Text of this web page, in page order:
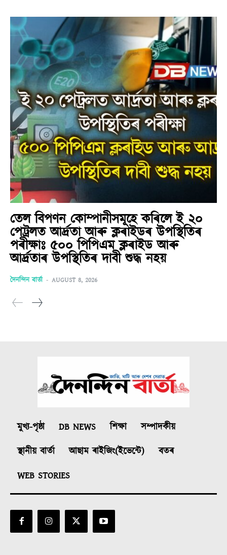
তেল বিপণন কোম্পানীসমূহে কৰিলে ই ২০
পেট্ৰলত আৰ্দ্ৰতা আৰু ক্লৰাইডৰ উপস্থিতিৰ
পৰীক্ষাঃ ৫০০ পিপিএম ক্লৰাইড আৰু
আৰ্দ্ৰতাৰ উপস্থিতিৰ দাবী শুদ্ধ নহয়
দৈনন্দিন বাৰ্তা - AUGUST 8, 2026
মুখ্য-পৃষ্ঠা DB NEWS শিক্ষা
সম্পাদকীয়
স্থানীয় বাৰ্তা
আছাম ৰাইজিং(ইভেন্টে)
বতৰ
WEB STORIES